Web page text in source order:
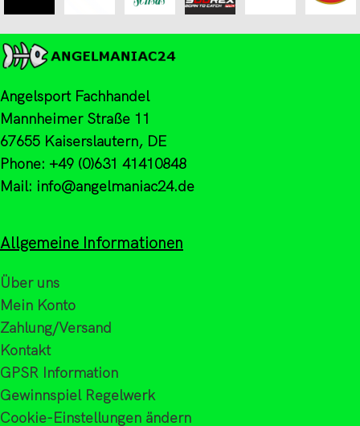
Angelsport Fachhandel
Mannheimer Straße 11
67655 Kaiserslautern, DE
Phone: +49 (0)631 41410848
Mail: info@angelmaniac24.de
Allgemeine Informationen
Über uns
Mein Konto
Zahlung/Versand
Kontakt
GPSR Information
Gewinnspiel Regelwerk
Cookie-Einstellungen ändern